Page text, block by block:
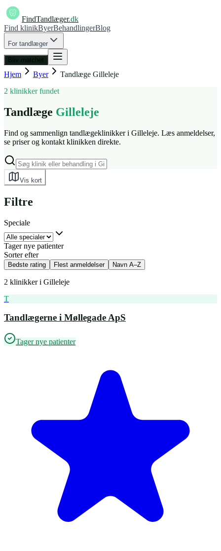
FindTandlæger.dk
Find klinikByerBehandlingerBlog
For tandlæger
Bliv matchet
Hjem Byer Tandlæge Gilleleje
2 klinikker fundet
Tandlæge Gilleleje
Find og sammenlign tandlægeklinikker i Gilleleje. Læs anmeldelser,
se priser og kontakt klinikken direkte.
Vis kort
Filtre
Speciale
Tager nye patienter
Sorter efter
Bedste rating Flest anmeldelser Navn A–Z
2 klinikker i Gilleleje
T
Tandlægerne i Møllegade ApS
Tager nye patienter